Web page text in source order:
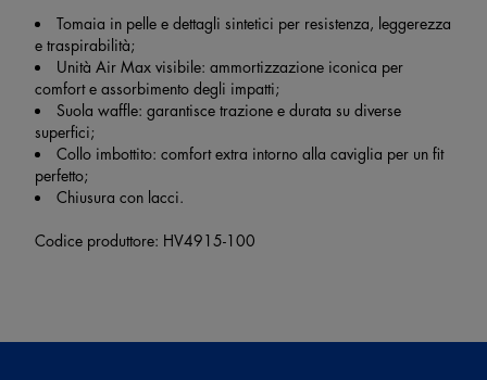
Tomaia in pelle e dettagli sintetici per resistenza, leggerezza
e traspirabilità;
Unità Air Max visibile: ammortizzazione iconica per
comfort e assorbimento degli impatti;
Suola waffle: garantisce trazione e durata su diverse
superfici;
Collo imbottito: comfort extra intorno alla caviglia per un fit
perfetto;
Chiusura con lacci.
Codice produttore: HV4915-100